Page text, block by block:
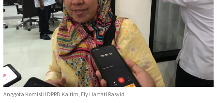
Anggota Komisi II DPRD Kaltim, Ely Hartati Rasyid